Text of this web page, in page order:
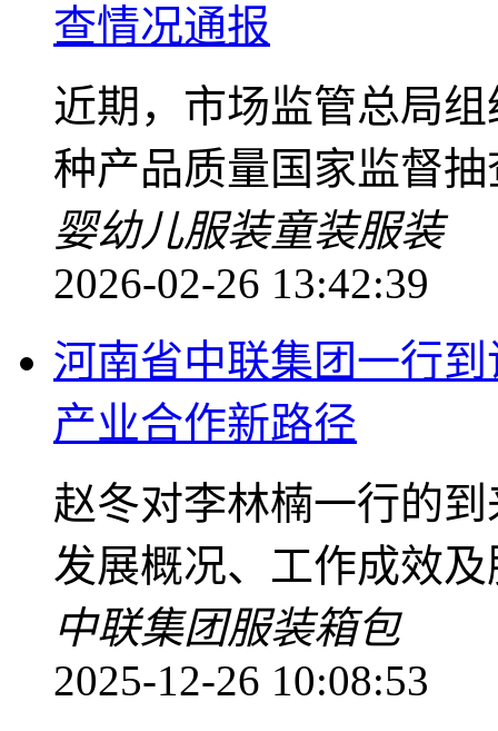
查情况通报
近期，市场监管总局
种产品质量国家监督
婴幼儿服装童装服装
2026-02-26 13:42:39
河南省中联集团一行
产业合作新路径
赵冬对李林楠一行的
发展概况、工作成效
中联集团服装箱包
2025-12-26 10:08:53